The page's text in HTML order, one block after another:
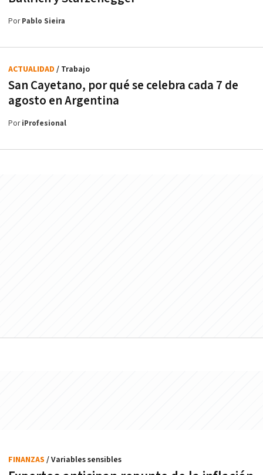
PorPablo Sieira
San Cayetano, por qué se celebra cada 7 de
agosto en Argentina
ACTUALIDAD / Trabajo
PoriProfesional
FINANZAS / Variables sensibles